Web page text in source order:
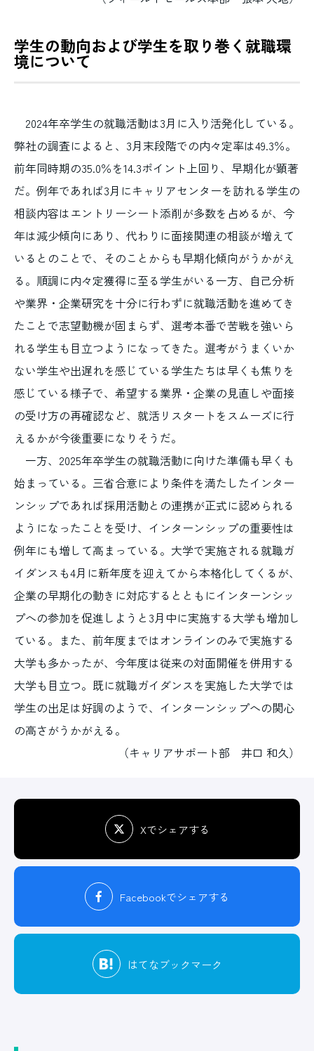
学生の動向および学生を取り巻く就職環
境について
2024年卒学生の就職活動は3月に入り活発化している。
弊社の調査によると、3月末段階での内々定率は49.3％。
前年同時期の35.0％を14.3ポイント上回り、早期化が顕著
だ。例年であれば3月にキャリアセンターを訪れる学生の
相談内容はエントリーシート添削が多数を占めるが、今
年は減少傾向にあり、代わりに面接関連の相談が増えて
いるとのことで、そのことからも早期化傾向がうかがえ
る。順調に内々定獲得に至る学生がいる一方、自己分析
や業界・企業研究を十分に行わずに就職活動を進めてき
たことで志望動機が固まらず、選考本番で苦戦を強いら
れる学生も目立つようになってきた。選考がうまくいか
ない学生や出遅れを感じている学生たちは早くも焦りを
感じている様子で、希望する業界・企業の見直しや面接
の受け方の再確認など、就活リスタートをスムーズに行
えるかが今後重要になりそうだ。
一方、2025年卒学生の就職活動に向けた準備も早くも
始まっている。三省合意により条件を満たしたインター
ンシップであれば採用活動との連携が正式に認められる
ようになったことを受け、インターンシップの重要性は
例年にも増して高まっている。大学で実施される就職ガ
イダンスも4月に新年度を迎えてから本格化してくるが、
企業の早期化の動きに対応するとともにインターンシッ
プへの参加を促進しようと3月中に実施する大学も増加し
ている。また、前年度まではオンラインのみで実施する
大学も多かったが、今年度は従来の対面開催を併用する
大学も目立つ。既に就職ガイダンスを実施した大学では
学生の出足は好調のようで、インターンシップへの関心
の高さがうかがえる。
（キャリアサポート部 井口 和久）
Xでシェアする
Facebookでシェアする
はてなブックマーク